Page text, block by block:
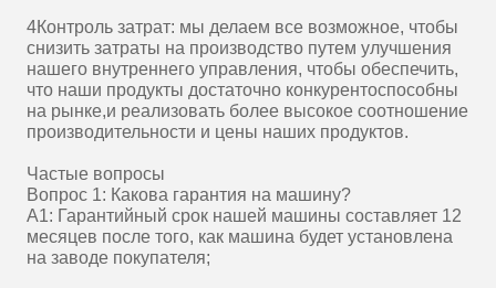
4Контроль затрат: мы делаем все возможное, чтобы
снизить затраты на производство путем улучшения
нашего внутреннего управления, чтобы обеспечить,
что наши продукты достаточно конкурентоспособны
на рынке,и реализовать более высокое соотношение
производительности и цены наших продуктов.
Частые вопросы
Вопрос 1: Какова гарантия на машину?
A1: Гарантийный срок нашей машины составляет 12
месяцев после того, как машина будет установлена
на заводе покупателя;